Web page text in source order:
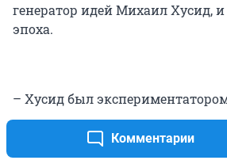
Комментарии
генератор идей Михаил Хусид,
эпоха.
– Хусид был
авантюристом в хорошем смысле
его ученица, актриса Марианна
спектакли опережали даже